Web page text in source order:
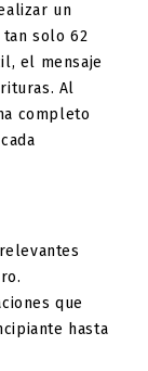
un
solo 62
el mensaje
Al
completo
que
hasta